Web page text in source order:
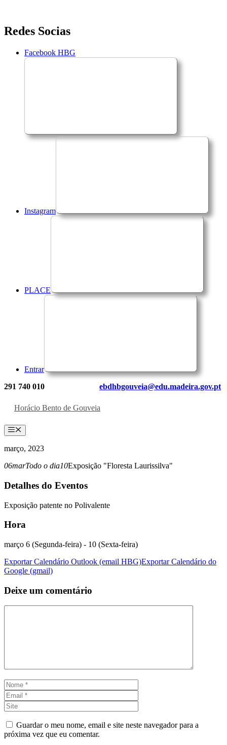
Saltar
para
conteúdo
Redes Socias
Facebook HBG
Instagram
PLACE
Entrar
291 740 010 ebdhbgouveia@edu.madeira.gov.pt
Horácio Bento de Gouveia
Menu
março, 2023
06marTodo o dia10Exposição "Floresta Laurissilva"
Detalhes do Eventos
Exposição patente no Polivalente
Hora
março 6 (Segunda-feira) - 10 (Sexta-feira)
Exportar Calendário Outlook (email HBG)Exportar Calendário do
Google (gmail)
Deixe um comentário
Nome
Guardar o meu nome, email e site neste navegador para a
próxima vez que eu comentar.